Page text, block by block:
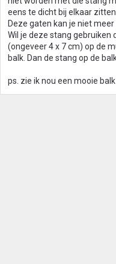
eens te dicht bij elkaar zitten.
Deze gaten kan je niet meer
Wil je deze stang gebruiken
(ongeveer 4 x 7 cm) op de
balk. Dan de stang op de
ps. zie ik nou een mooie